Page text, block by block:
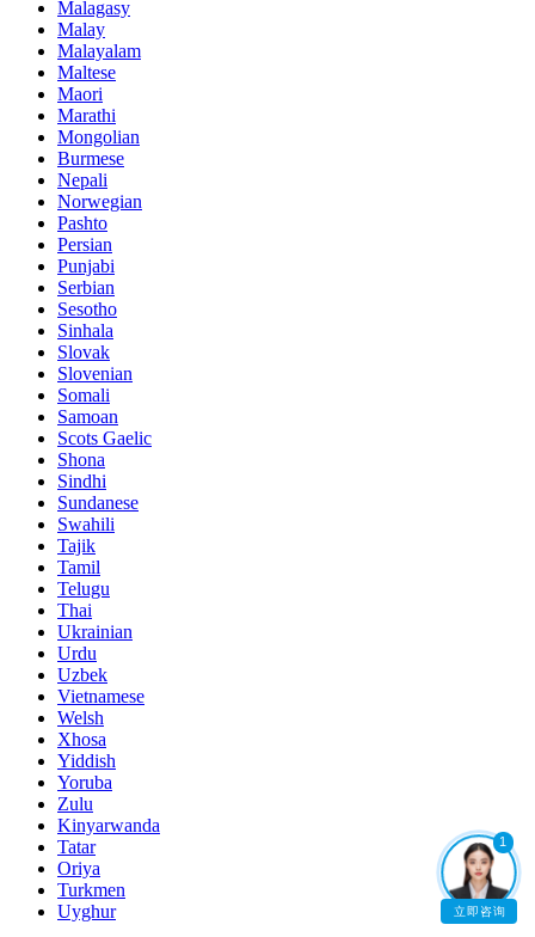
Malagasy
Malay
Malayalam
Maltese
Maori
Marathi
Mongolian
Burmese
Nepali
Norwegian
Pashto
Persian
Punjabi
Serbian
Sesotho
Sinhala
Slovak
Slovenian
Somali
Samoan
Scots Gaelic
Shona
Sindhi
Sundanese
Swahili
Tajik
Tamil
Telugu
Thai
Ukrainian
Urdu
Uzbek
Vietnamese
Welsh
Xhosa
Yiddish
Yoruba
Zulu
Kinyarwanda
Tatar
Oriya
Turkmen
Uyghur
1
立即咨询